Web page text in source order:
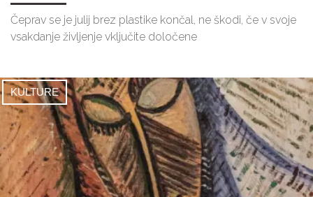
Čeprav se je julij brez plastike končal, ne škodi, če v svoje
vsakdanje življenje vključite določene
KULTURE